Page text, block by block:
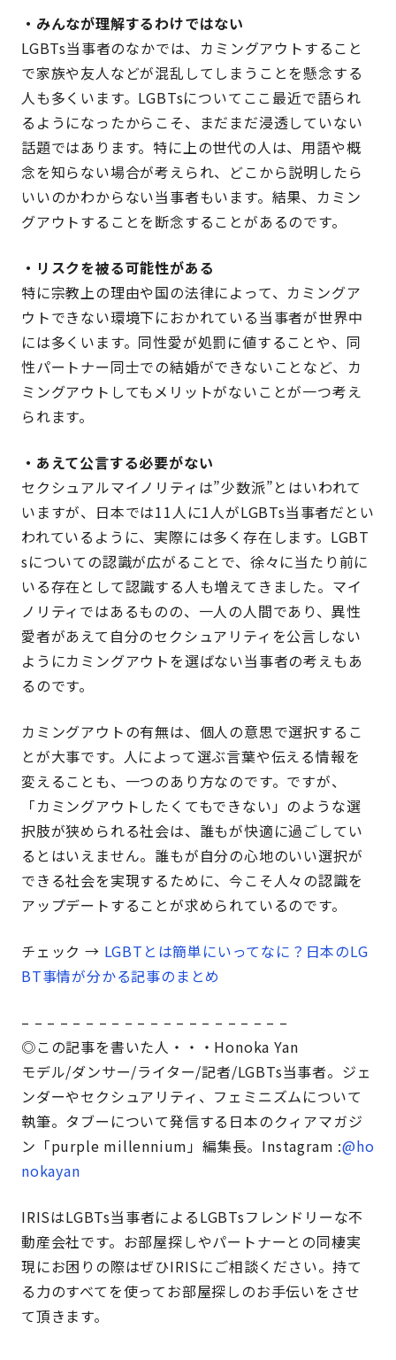
・みんなが理解するわけではない
LGBTs当事者のなかでは、カミングアウトすること
で家族や友人などが混乱してしまうことを懸念する
人も多くいます。LGBTsについてここ最近で語られ
るようになったからこそ、まだまだ浸透していない
話題ではあります。特に上の世代の人は、用語や概
念を知らない場合が考えられ、どこから説明したら
いいのかわからない当事者もいます。結果、カミン
グアウトすることを断念することがあるのです。
・リスクを被る可能性がある
特に宗教上の理由や国の法律によって、カミングア
ウトできない環境下におかれている当事者が世界中
には多くいます。同性愛が処罰に値することや、同
性パートナー同士での結婚ができないことなど、カ
ミングアウトしてもメリットがないことが一つ考え
られます。
・あえて公言する必要がない
セクシュアルマイノリティは”少数派”とはいわれて
いますが、日本では11人に1人がLGBTs当事者だとい
われているように、実際には多く存在します。LGBT
sについての認識が広がることで、徐々に当たり前に
いる存在として認識する人も増えてきました。マイ
ノリティではあるものの、一人の人間であり、異性
愛者があえて自分のセクシュアリティを公言しない
ようにカミングアウトを選ばない当事者の考えもあ
るのです。
カミングアウトの有無は、個人の意思で選択するこ
とが大事です。人によって選ぶ言葉や伝える情報を
変えることも、一つのあり方なのです。ですが、
「カミングアウトしたくてもできない」のような選
択肢が狭められる社会は、誰もが快適に過ごしてい
るとはいえません。誰もが自分の心地のいい選択が
できる社会を実現するために、今こそ人々の認識を
アップデートすることが求められているのです。
チェック → LGBTとは簡単にいってなに？日本のLG
BT事情が分かる記事のまとめ
– – – – – – – – – – – – – – – – – – – – –
◎この記事を書いた人・・・Honoka Yan
モデル/ダンサー/ライター/記者/LGBTs当事者。ジェ
ンダーやセクシュアリティ、フェミニズムについて
執筆。タブーについて発信する日本のクィアマガジ
ン「purple millennium」編集長。Instagram :@ho
nokayan
IRISはLGBTs当事者によるLGBTsフレンドリーな不
動産会社です。お部屋探しやパートナーとの同棲実
現にお困りの際はぜひIRISにご相談ください。持て
る力のすべてを使ってお部屋探しのお手伝いをさせ
て頂きます。